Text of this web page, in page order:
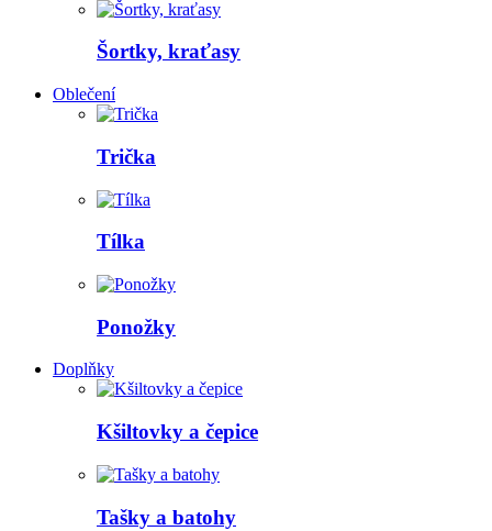
Šortky, kraťasy
Oblečení
Trička
Tílka
Ponožky
Doplňky
Kšiltovky a čepice
Tašky a batohy